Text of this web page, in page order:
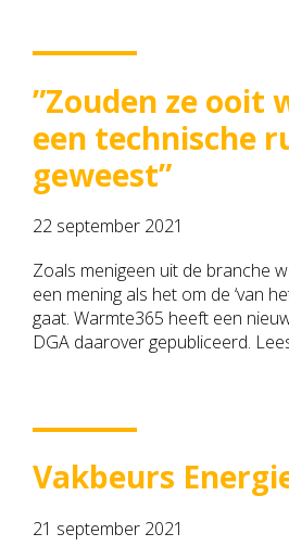
”Zouden ze ooit
een technische
geweest”
22 september 2021
Zoals menigeen uit de branche
een mening als het om de ‘van
gaat. Warmte365 heeft een
DGA daarover gepubliceerd.
Vakbeurs
21 september 2021